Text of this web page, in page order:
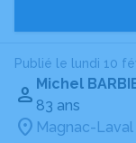
Publié le lundi 10
Michel
83 ans
Magnac-Laval